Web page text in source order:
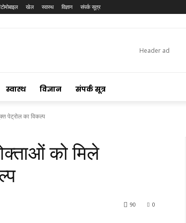
खेल स्वास्थ विज्ञान संपर्क सूत्र
स्वास्थ विज्ञान संपर्क सूत्र
पेट्रोल का विकल्प
को मिले
0
90